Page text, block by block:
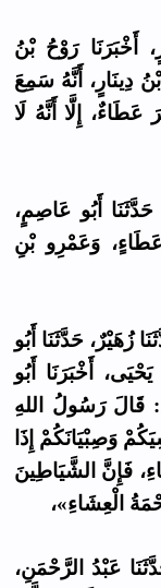
أَخْبَرَنَا رَوْحُ بْنُ
دِينَارٍ، أَنَّهُ سَمِعَ
إِلَّا أَنَّهُ لَا
أَبُو عَاصِمٍ،
وَعَمْرِو بْنِ
زُهَيْرٌ، حَدَّثَنَا أَبُو
أَخْبَرَنَا أَبُو
قَالَ رَسُولُ اللهِ
وَصِبْيَانَكُمْ إِذَا
فَإِنَّ الشَّيَاطِينَ
الْعِشَاءِ»،
عَبْدُ الرَّحْمَنِ،